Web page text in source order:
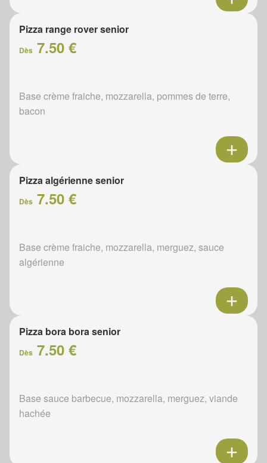
Pizza range rover senior
Dès 7.50 €
Base crème fraiche, mozzarella, pommes de terre,
bacon
Pizza algérienne senior
Dès 7.50 €
Base crème fraiche, mozzarella, merguez, sauce
algérienne
Pizza bora bora senior
Dès 7.50 €
Base sauce barbecue, mozzarella, merguez, viande
hachée